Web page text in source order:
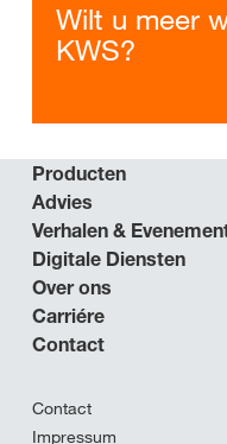
Wilt u meer
KWS?
Producten
Advies
Verhalen &
Digitale Diensten
Over ons
Carriére
Contact
Contact
Impressum